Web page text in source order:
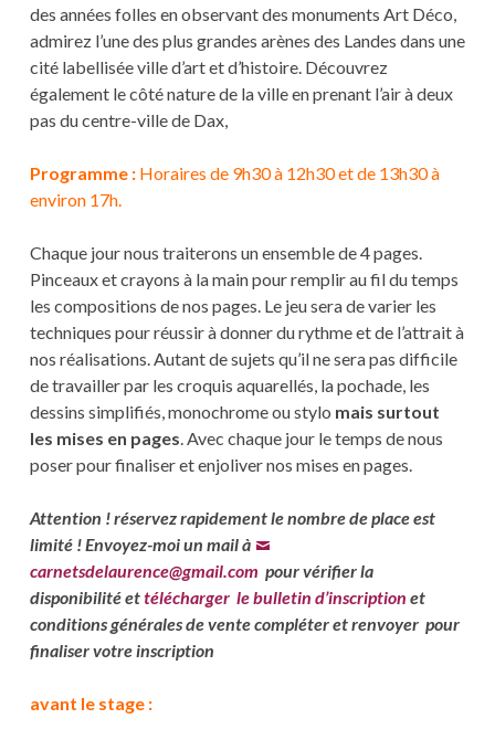
des années folles en observant des monuments Art Déco,
admirez l’une des plus grandes arènes des Landes dans une
cité labellisée ville d’art et d’histoire. Découvrez
également le côté nature de la ville en prenant l’air à deux
pas du centre-ville de Dax,
Programme :Horaires de 9h30 à 12h30 et de 13h30 à
environ 17h.
Chaque jour nous traiterons un ensemble de 4 pages.
Pinceaux et crayons à la main pour remplir au fil du temps
les compositions de nos pages. Le jeu sera de varier les
techniques pour réussir à donner du rythme et de l’attrait à
nos réalisations. Autant de sujets qu’il ne sera pas difficile
de travailler par les croquis aquarellés, la pochade, les
dessins simplifiés, monochrome ou stylo mais surtout
les mises en pages. Avec chaque jour le temps de nous
poser pour finaliser et enjoliver nos mises en pages.
Attention ! réservez rapidement le nombre de place est
limité ! Envoyez-moi un mail à
carnetsdelaurence@gmail.com pour vérifier la
disponibilité ettélécharger le bulletin d’inscription et
conditions générales de vente compléter et renvoyer pour
finaliser votre inscription
avant le stage :